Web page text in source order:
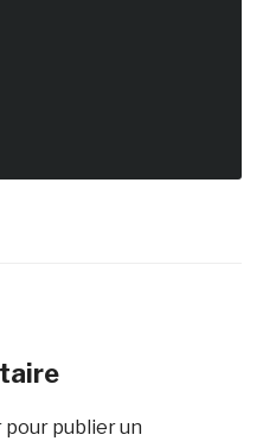
pour publier un